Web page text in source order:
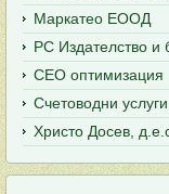
Маркатео ЕООД
РС Издателство и
СЕО оптимизация
Счетоводни
Христо Досев,